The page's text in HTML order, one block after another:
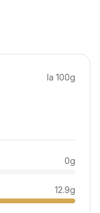
la 100g
0g
12.9g